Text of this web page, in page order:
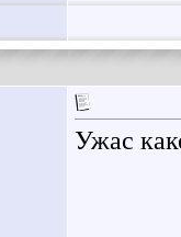
Ужас